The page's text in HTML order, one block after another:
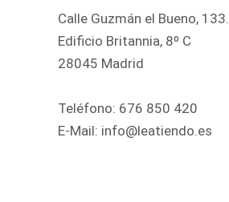
Calle Guzmán el Bueno, 133.
Edificio Britannia, 8º C
28045 Madrid
Teléfono: 676 850 420
E-Mail: info@leatiendo.es